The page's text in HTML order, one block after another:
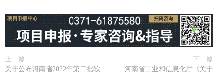
上一篇
关于公布河南省2022年第二批软
下一篇
河南省工业和信息化厅《关于